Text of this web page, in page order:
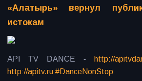
«Алатырь» вернул
истокам
API TV DANCE - http://
http://apitv.ru #DanceNonStop